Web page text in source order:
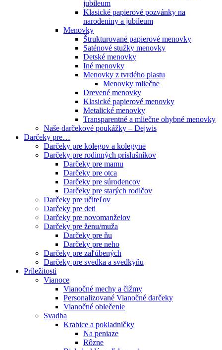
jubileum
Klasické papierové pozvánky na
narodeniny a jubileum
Menovky
Štrukturované papierové menovky
Saténové stužky menovky
Detské menovky
Iné menovky
Menovky z tvrdého plastu
Menovky mliečne
Drevené menovky
Klasické papierové menovky
Metalické menovky
Transparentné a mliečne ohybné menovky
Naše darčekové poukážky – Dejwis
Darčeky pre…
Darčeky pre kolegov a kolegyne
Darčeky pre rodinných príslušníkov
Darčeky pre mamu
Darčeky pre otca
Darčeky pre súrodencov
Darčeky pre starých rodičov
Darčeky pre učiteľov
Darčeky pre deti
Darčeky pre novomanželov
Darčeky pre ženu/muža
Darčeky pre ňu
Darčeky pre neho
Darčeky pre zaľúbených
Darčeky pre svedka a svedkyňu
Príležitosti
Vianoce
Vianočné mechy a čižmy
Personalizované Vianočné darčeky
Vianočné oblečenie
Svadba
Krabice a pokladničky
Na peniaze
Rôzne